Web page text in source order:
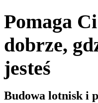
Pomaga
dobrze,
jesteś
Budowa lotnisk i